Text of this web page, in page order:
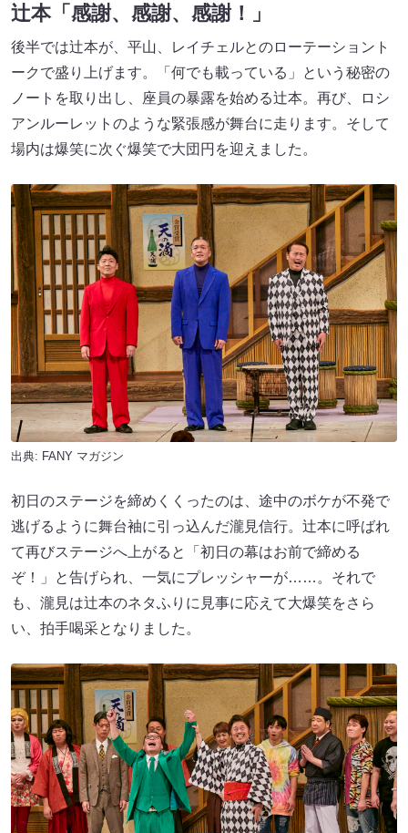
辻本「感謝、感謝、感謝！」
後半では辻本が、平山、レイチェルとのローテーショント
ークで盛り上げます。「何でも載っている」という秘密の
ノートを取り出し、座員の暴露を始める辻本。再び、ロシ
アンルーレットのような緊張感が舞台に走ります。そして
場内は爆笑に次ぐ爆笑で大団円を迎えました。
出典: FANY マガジン
初日のステージを締めくくったのは、途中のボケが不発で
逃げるように舞台袖に引っ込んだ瀧見信行。辻本に呼ばれ
て再びステージへ上がると「初日の幕はお前で締める
ぞ！」と告げられ、一気にプレッシャーが……。それで
も、瀧見は辻本のネタふりに見事に応えて大爆笑をさら
い、拍手喝采となりました。